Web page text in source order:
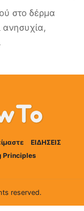
στο δέρμα
ανησυχία,
ΕΙΔΗΣΕΙΣ
Principles
reserved.